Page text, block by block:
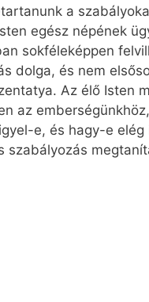
a
egész népének
sokféleképpen
dolga, és nem
Az élő Isten
az
e, és hagy-e
szabályozás